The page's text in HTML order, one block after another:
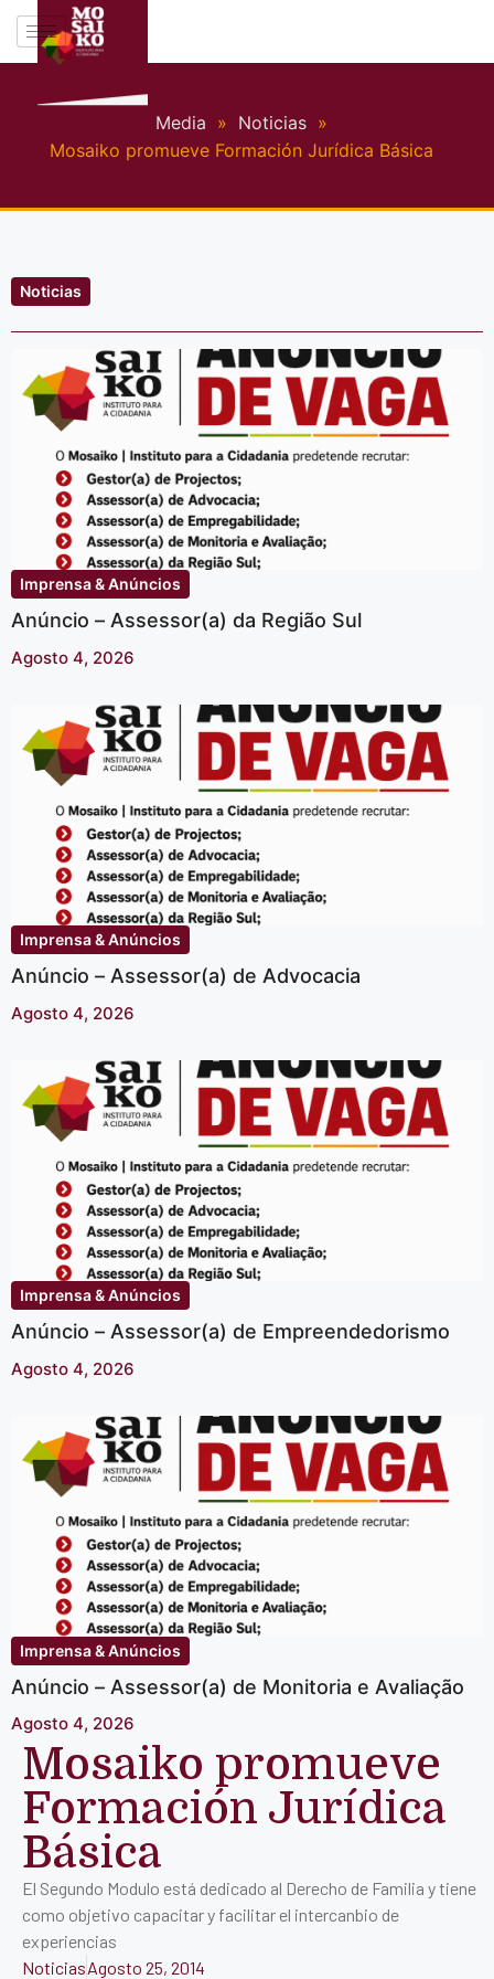
Media » Noticias »
Mosaiko promueve Formación Jurí­dica Básica
Noticias
Imprensa & Anúncios
Anúncio – Assessor(a) da Região Sul
Agosto 4, 2026
Imprensa & Anúncios
Anúncio – Assessor(a) de Advocacia
Agosto 4, 2026
Imprensa & Anúncios
Anúncio – Assessor(a) de Empreendedorismo
Agosto 4, 2026
Imprensa & Anúncios
Anúncio – Assessor(a) de Monitoria e Avaliação
Agosto 4, 2026
Mosaiko promueve
Formación Jurí­dica
Básica
El Segundo Modulo está dedicado al Derecho de Familia y tiene
como objetivo capacitar y facilitar el intercanbio de
experiencias
NoticiasAgosto 25, 2014